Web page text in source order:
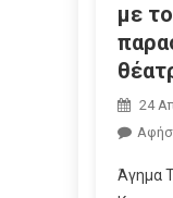
με
24
Άγημα